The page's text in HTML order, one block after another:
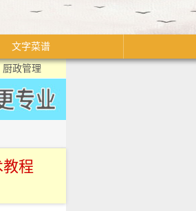
文字菜谱
厨政管理
程